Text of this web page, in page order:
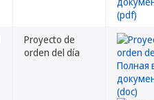
Proyecto de
orden del día